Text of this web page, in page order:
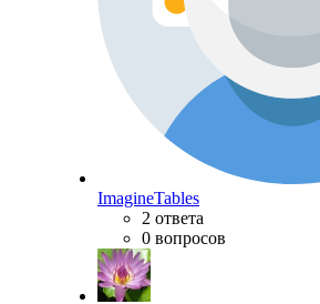
ImagineTables
2 ответа
0 вопросов